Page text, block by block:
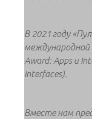
В 2021 году
международной
Award: Apps и
Interfaces).
Вместе нам